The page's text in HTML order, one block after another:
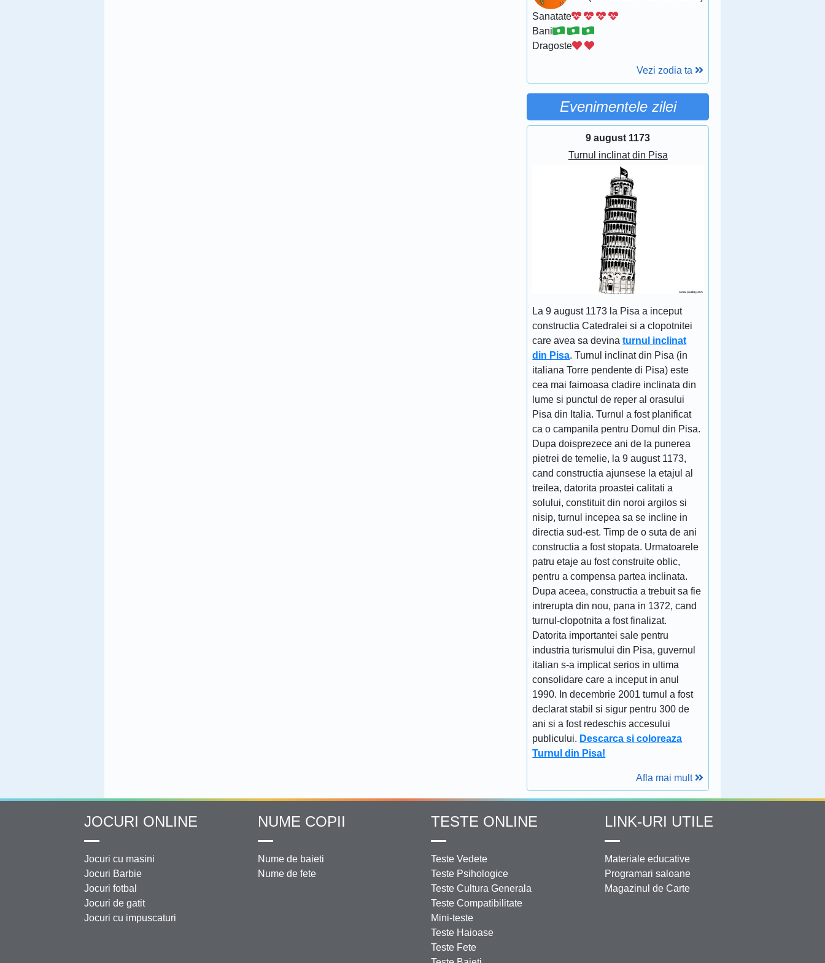
Sanatate
Bani
Dragoste
Vezi zodia ta
Evenimentele zilei
9 august 1173
Turnul inclinat din Pisa
La 9 august 1173 la Pisa a inceput
constructia Catedralei si a clopotnitei
care avea sa devinaturnul inclinat
din Pisa. Turnul inclinat din Pisa (in
italiana Torre pendente di Pisa) este
cea mai faimoasa cladire inclinata din
lume si punctul de reper al orasului
Pisa din Italia. Turnul a fost planificat
ca o campanila pentru Domul din Pisa.
Dupa doisprezece ani de la punerea
pietrei de temelie, la 9 august 1173,
cand constructia ajunsese la etajul al
treilea, datorita proastei calitati a
solului, constituit din noroi argilos si
nisip, turnul incepea sa se incline in
directia sud-est. Timp de o suta de ani
constructia a fost stopata. Urmatoarele
patru etaje au fost construite oblic,
pentru a compensa partea inclinata.
Dupa aceea, constructia a trebuit sa fie
intrerupta din nou, pana in 1372, cand
turnul-clopotnita a fost finalizat.
Datorita importantei sale pentru
industria turismului din Pisa, guvernul
italian s-a implicat serios in ultima
consolidare care a inceput in anul
1990. In decembrie 2001 turnul a fost
declarat stabil si sigur pentru 300 de
ani si a fost redeschis accesului
publicului. Descarca si coloreaza
Turnul din Pisa!
Afla mai mult
JOCURI ONLINE
Jocuri cu masini
Jocuri Barbie
Jocuri fotbal
Jocuri de gatit
Jocuri cu impuscaturi
NUME COPII
Nume de baieti
Nume de fete
TESTE ONLINE
Teste Vedete
Teste Psihologice
Teste Cultura Generala
Teste Compatibilitate
Mini-teste
Teste Haioase
Teste Fete
LINK-URI UTILE
Materiale educative
Programari saloane
Magazinul de Carte